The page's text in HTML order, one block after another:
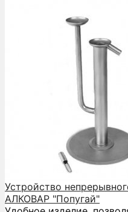
Устройство
АЛКОВАР "Попугай"